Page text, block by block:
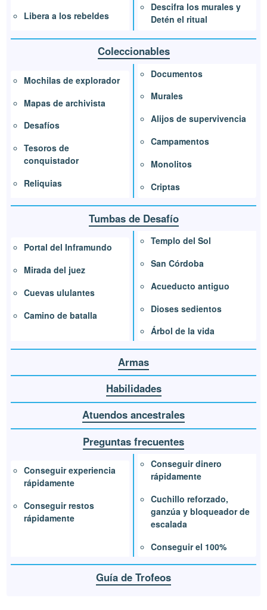
Libera a los rebeldes
Descifra los murales y
Detén el ritual
Coleccionables
Mochilas de explorador
Mapas de archivista
Desafíos
Tesoros de
conquistador
Reliquias
Documentos
Murales
Alijos de supervivencia
Campamentos
Monolitos
Criptas
Tumbas de Desafío
Portal del Inframundo
Mirada del juez
Cuevas ululantes
Camino de batalla
Templo del Sol
San Córdoba
Acueducto antiguo
Dioses sedientos
Árbol de la vida
Armas
Habilidades
Atuendos ancestrales
Preguntas frecuentes
Conseguir experiencia
rápidamente
Conseguir restos
rápidamente
Conseguir dinero
rápidamente
Cuchillo reforzado,
ganzúa y bloqueador de
escalada
Conseguir el 100%
Guía de Trofeos